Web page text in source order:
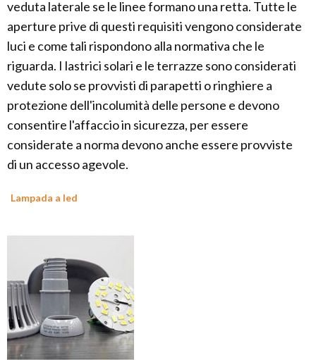
veduta laterale se le linee formano una retta. Tutte le
aperture prive di questi requisiti vengono considerate
luci e come tali rispondono alla normativa che le
riguarda. I lastrici solari e le terrazze sono considerati
vedute solo se provvisti di parapetti o ringhiere a
protezione dell'incolumità delle persone e devono
consentire l'affaccio in sicurezza, per essere
considerate a norma devono anche essere provviste
di un accesso agevole.
Lampada a led